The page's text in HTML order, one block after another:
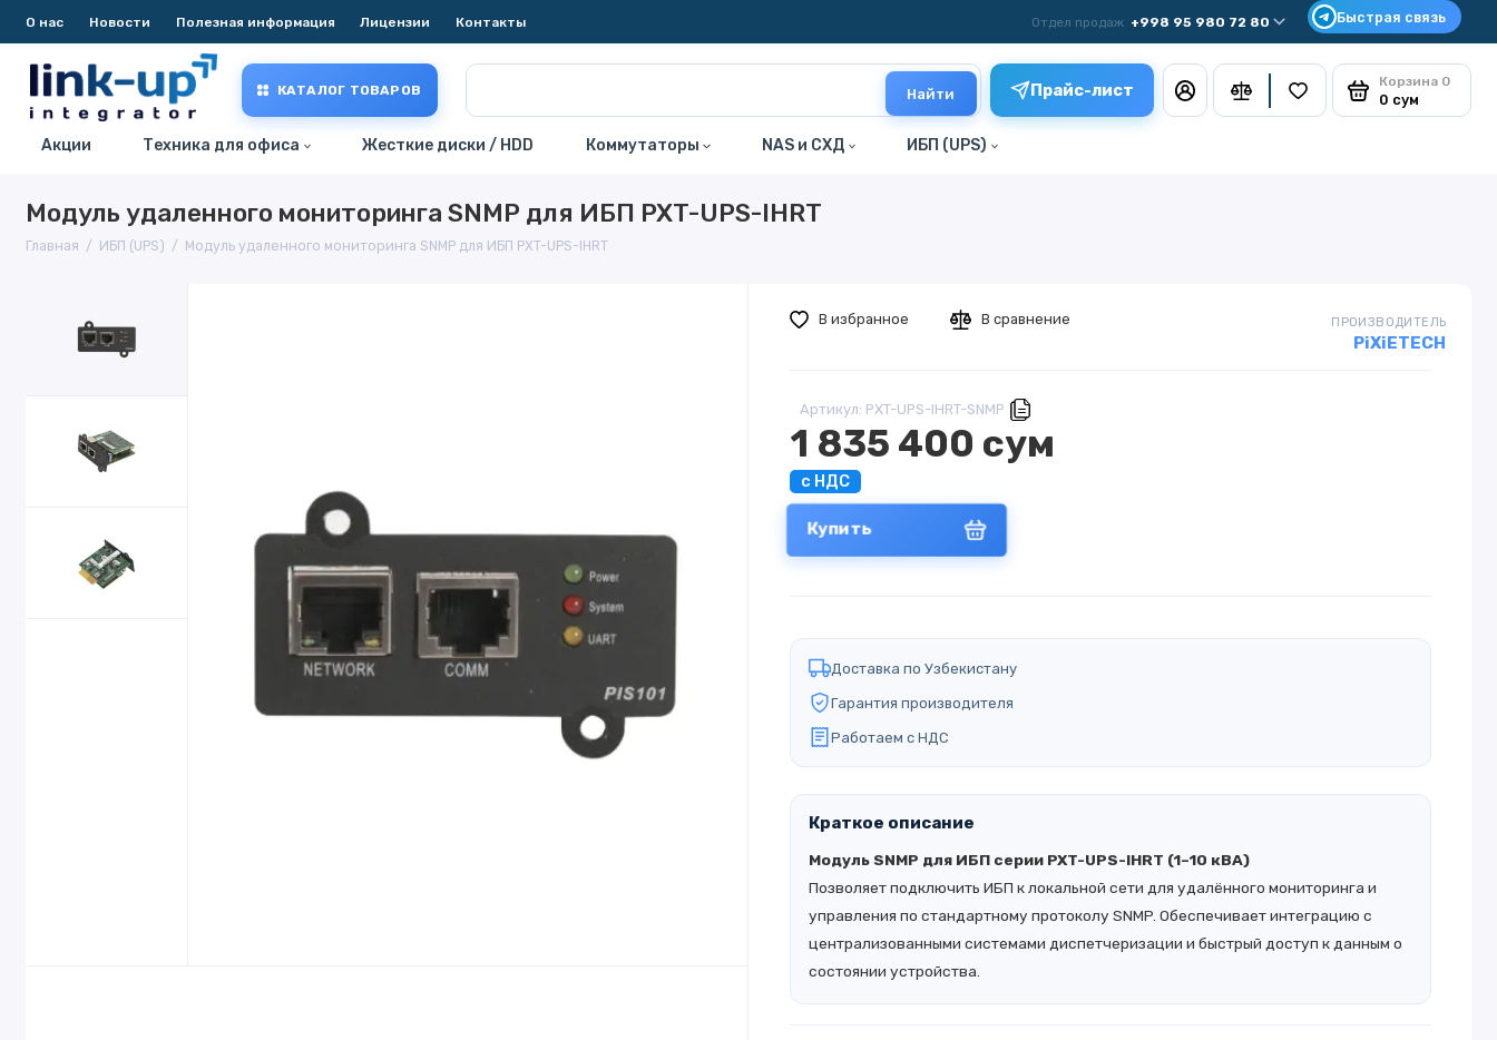
О нас Новости Полезная информация Лицензии Контакты Отдел продаж +998 95 980 72 80
КАТАЛОГ ТОВАРОВ Найти Прайс-лист Корзина 0
0 сум
Акции Техника для офиса Жесткие диски / HDD Коммутаторы NAS и СХД ИБП (UPS)
Модуль удаленного мониторинга SNMP для ИБП PXT-UPS-IHRT
Главная ИБП (UPS) Модуль удаленного мониторинга SNMP для ИБП PXT-UPS-IHRT
Артикул: PXT-UPS-IHRT-SNMP
PiXiETECH
ПРОИЗВОДИТЕЛЬ
1 835 400 сум
с НДС
Купить
Доставка по Узбекистану
Гарантия производителя
Работаем с НДС
В избранное В сравнение
Краткое описание
Модуль SNMP для ИБП серии PXT-UPS-IHRT (1–10 кВА)
Позволяет подключить ИБП к локальной сети для удалённого мониторинга и
управления по стандартному протоколу SNMP. Обеспечивает интеграцию с
централизованными системами диспетчеризации и быстрый доступ к данным о
состоянии устройства.